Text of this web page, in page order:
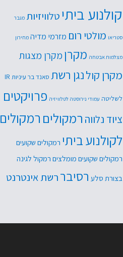
קולנוע ביתיטלוויזיות מגבר
סטריאו מולטי רום מזרמי מדיה מחירון
מצלמות אבטחה מקרןמקרן מצגות
מקרן קולנגן רשת סאנד בר עיניות IR
לשליטה עמודי נירוסטה לטלוויזיה פרויקטים
ציוד נלווה רמקולים רמקולים
לקולנוע ביתי רמקולים שקועים
רמקולים שקועים מומלצים רמקול לגינה
בצורת סלע רסיבררשת אינטרנט